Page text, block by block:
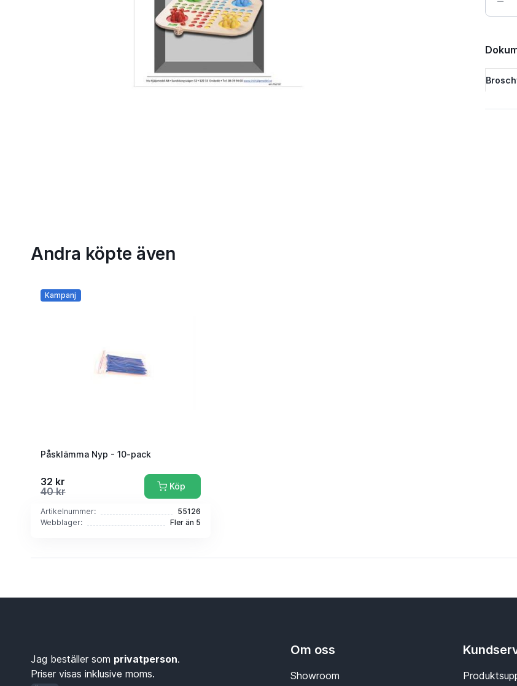
Andra köpte även
Kampanj
Påsklämma Nyp - 10-pack
32 kr
40 kr
Köp
Artikelnummer:
55126
Webblager:
Fler än 5
Jag beställer som privatperson.
Priser visas inklusive moms.
Om oss
Showroom